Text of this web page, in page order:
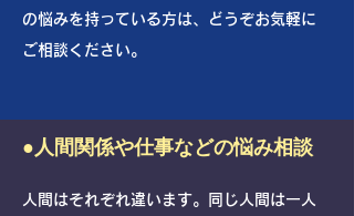
の悩みを持っている方は、どうぞお気軽に
ご相談ください。
●人間関係や仕事などの悩み相談
人間はそれぞれ違います。同じ人間は一人